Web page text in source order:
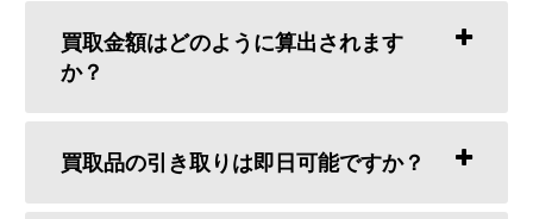
買取金額はどのように算出されます
か？
買取品の引き取りは即日可能ですか？